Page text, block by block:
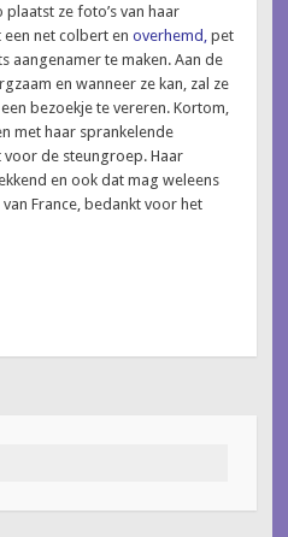
plaatst ze foto’s van haar
een net colbert enoverhemd, pet
aangenamer te maken. Aan de
en wanneer ze kan, zal ze
bezoekje te vereren. Kortom,
met haar sprankelende
de steungroep. Haar
en ook dat mag weleens
France, bedankt voor het